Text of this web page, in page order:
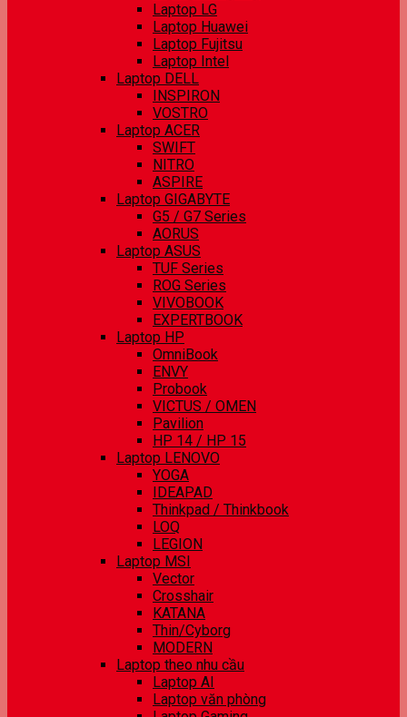
Laptop LG
Laptop Huawei
Laptop Fujitsu
Laptop Intel
Laptop DELL
INSPIRON
VOSTRO
Laptop ACER
SWIFT
NITRO
ASPIRE
Laptop GIGABYTE
G5 / G7 Series
AORUS
Laptop ASUS
TUF Series
ROG Series
VIVOBOOK
EXPERTBOOK
Laptop HP
OmniBook
ENVY
Probook
VICTUS / OMEN
Pavilion
HP 14 / HP 15
Laptop LENOVO
YOGA
IDEAPAD
Thinkpad / Thinkbook
LOQ
LEGION
Laptop MSI
Vector
Crosshair
KATANA
Thin/Cyborg
MODERN
Laptop theo nhu cầu
Laptop AI
Laptop văn phòng